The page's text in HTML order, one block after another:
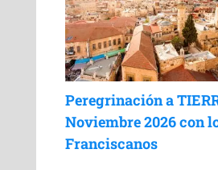
Peregrinación a
Noviembre 2026 con
Franciscanos